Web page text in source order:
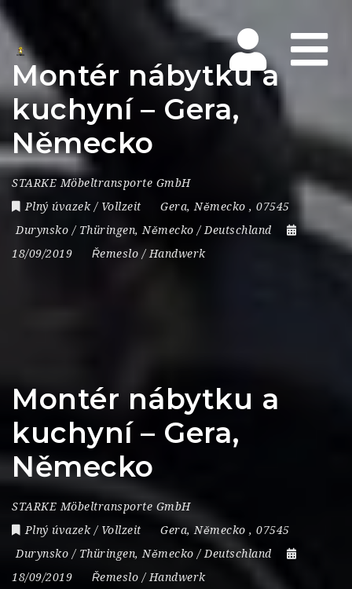
Montér nábytku a
kuchyní – Gera,
Německo
STARKE Möbeltransporte GmbH
Plný úvazek / Vollzeit
Gera, Německo , 07545
Durynsko / Thüringen, Německo / Deutschland
18/09/2019
Řemeslo / Handwerk
Montér nábytku a
kuchyní – Gera,
Německo
STARKE Möbeltransporte GmbH
Plný úvazek / Vollzeit
Gera, Německo , 07545
Durynsko / Thüringen, Německo / Deutschland
18/09/2019
Řemeslo / Handwerk